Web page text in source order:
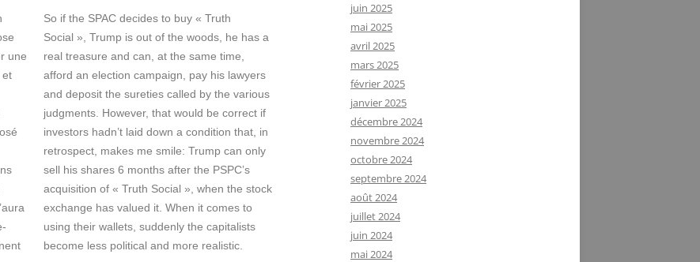
une
et
So if the SPAC decides to buy « Truth
Social », Trump is out of the woods, he has a
real treasure and can, at the same time,
afford an election campaign, pay his lawyers
and deposit the sureties called by the various
judgments. However, that would be correct if
investors hadn’t laid down a condition that, in
retrospect, makes me smile: Trump can only
sell his shares 6 months after the PSPC’s
acquisition of « Truth Social », when the stock
exchange has valued it. When it comes to
using their wallets, suddenly the capitalists
become less political and more realistic.
juin 2025
mai 2025
avril 2025
mars 2025
février 2025
janvier 2025
décembre 2024
novembre 2024
octobre 2024
septembre 2024
août 2024
juillet 2024
juin 2024
mai 2024